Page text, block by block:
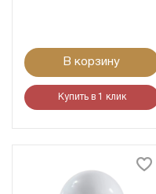
В корзину
Купить в 1 клик